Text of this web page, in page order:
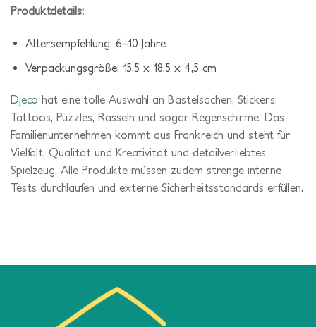
Produktdetails:
Altersempfehlung: 6–10 Jahre
Verpackungsgröße: 15,5 x 18,5 x 4,5 cm
Djeco hat eine tolle Auswahl an Bastelsachen, Stickers,
Tattoos, Puzzles, Rasseln und sogar Regenschirme. Das
Familienunternehmen kommt aus Frankreich und steht für
Vielfalt, Qualität und Kreativität und detailverliebtes
Spielzeug. Alle Produkte müssen zudem strenge interne
Tests durchlaufen und externe Sicherheitsstandards erfüllen.